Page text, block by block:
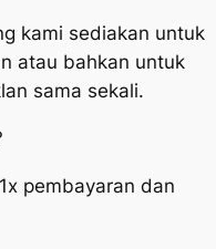
kami sediakan untuk
atau bahkan untuk
sama sekali.
pembayaran dan